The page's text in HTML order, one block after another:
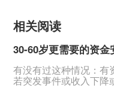
相关阅读
有没有过这种情况：有
若突发事件或收入下降